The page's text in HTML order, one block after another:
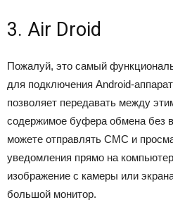
3. Air Droid
Пожалуй, это самый
для подключения Android-
позволяет передавать между
содержимое буфера обмена без
можете отправлять СМС и
уведомления прямо на
изображение с камеры или
большой монитор.